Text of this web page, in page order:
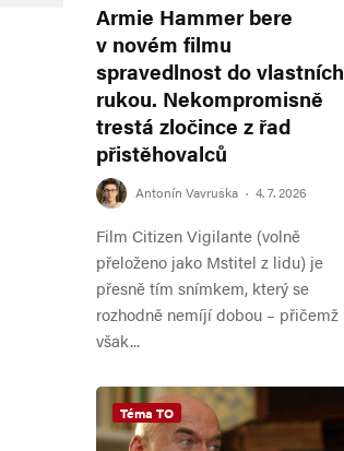
Armie Hammer bere
v novém filmu
spravedlnost do vlastních
rukou. Nekompromisně
trestá zločince z řad
přistěhovalců
Antonín Vavruška · 4. 7. 2026
Film Citizen Vigilante (volně
přeloženo jako Mstitel z lidu) je
přesně tím snímkem, který se
rozhodně nemíjí dobou – přičemž
však...
Téma TO